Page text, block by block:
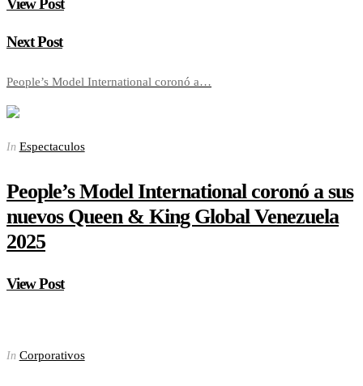
Next Post
People’s Model International coronó a…
In Espectaculos
People’s Model International coronó a sus
nuevos Queen & King Global Venezuela
2025
View Post
In Corporativos